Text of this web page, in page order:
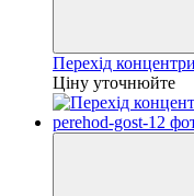
Перехід
Ціну уточнюйте